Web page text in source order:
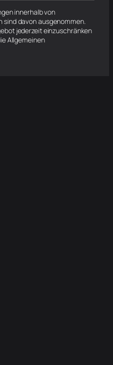
innerhalb von
sind davon ausgenommen.
jederzeit einzuschränken
Allgemeinen